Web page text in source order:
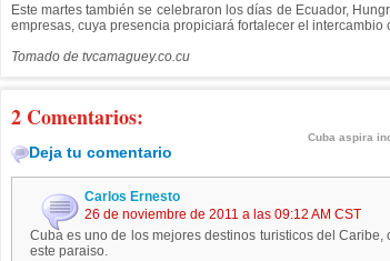
Este martes también se celebraron los días de Ecuador,
empresas, cuya presencia propiciará fortalecer el intercambio
Tomado de tvcamaguey.co.cu
2 Comentarios:
Cuba aspira
Deja tu comentario
Carlos Ernesto
26 de noviembre de 2011 a las 09:12 AM CST
Cuba es uno de los mejores destinos turisticos del
este paraiso.